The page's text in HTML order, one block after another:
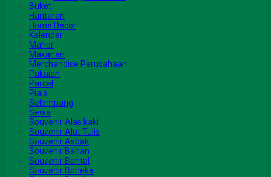
Buket
Hantaran
Home Decor
Kalender
Mahar
Makanan
Merchandise Perusahaan
Pakaian
Parcel
Piala
Selempang
Sewa
Souvenir Alas kaki
Souvenir Alat Tulis
Souvenir Asbak
Souvenir Bahan
Souvenir Bantal
Souvenir Boneka